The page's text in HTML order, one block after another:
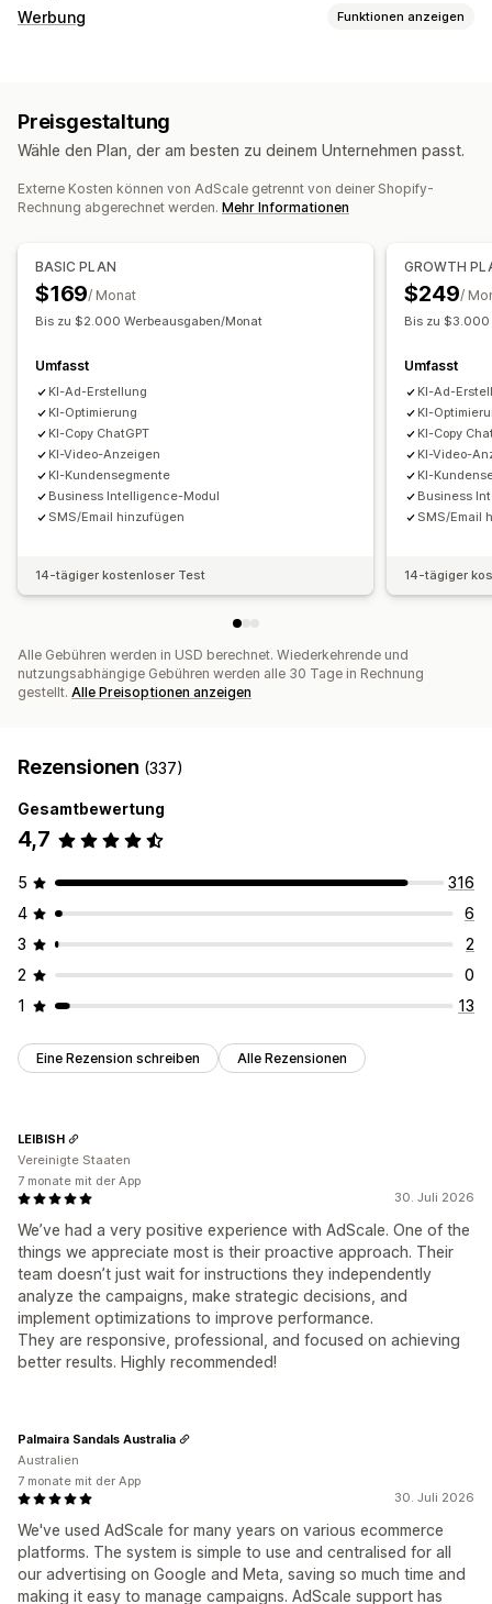
Werbung Funktionen anzeigen
Benutzerdefinierte Zielgruppen
KI-Optimierung Automatisierte Kampagnen
Leistungsanalyse
Leistungsverfolgung Werbeausgaben
ROI-Analyse
Preisgestaltung
Wähle den Plan, der am besten zu deinem Unternehmen passt.
Externe Kosten können von AdScale getrennt von deiner Shopify-
Rechnung abgerechnet werden. Mehr Informationen
BASIC PLAN
$169/ Monat
Bis zu $2.000 Werbeausgaben/Monat
Umfasst
KI-Ad-Erstellung
KI-Optimierung
KI-Copy ChatGPT
KI-Video-Anzeigen
KI-Kundensegmente
Business Intelligence-Modul
SMS/Email hinzufügen
14-tägiger kostenloser Test
GROWTH
$249/
Bis zu $3.000
Umfasst
KI-Ad-
KI-
KI-Copy
KI-Video-
KI-
Business
SMS/Email
14-tägiger
Alle Gebühren werden in USD berechnet. Wiederkehrende und
nutzungsabhängige Gebühren werden alle 30 Tage in Rechnung
gestellt. Alle Preisoptionen anzeigen
Rezensionen (337)
Gesamtbewertung
4,7
5
316
4
6
3
2
2
0
1
13
Eine Rezension schreiben Alle Rezensionen
30. Juli 2026
We’ve had a very positive experience with AdScale. One of the
things we appreciate most is their proactive approach. Their
team doesn’t just wait for instructions they independently
analyze the campaigns, make strategic decisions, and
implement optimizations to improve performance.
They are responsive, professional, and focused on achieving
better results. Highly recommended!
LEIBISH
Vereinigte Staaten
7 monate mit der App
30. Juli 2026
We've used AdScale for many years on various ecommerce
platforms. The system is simple to use and centralised for all
our advertising on Google and Meta, saving so much time and
making it easy to manage campaigns. AdScale support has
Palmaira Sandals Australia
Australien
7 monate mit der App